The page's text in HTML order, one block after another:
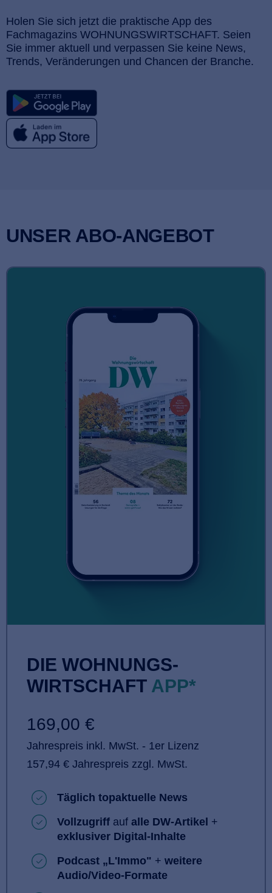
Holen Sie sich jetzt die praktische App des
Fachmagazins WOHNUNGS­WIRTSCHAFT. Seien
Sie immer aktuell und verpassen Sie keine News,
Trends, Veränderungen und Chancen der Branche.
UNSER ABO-ANGEBOT
DIE WOHNUNGS­
WIRTSCHAFT APP*
169,00 €
Jahrespreis inkl. MwSt. - 1er Lizenz
157,94 € Jahrespreis zzgl. MwSt.
Täglich topaktuelle News
Vollzugriffauf alle DW-Artikel +
exklusiver Digital-Inhalte
Podcast „L'Immo" + weitere
Audio/Video-Formate